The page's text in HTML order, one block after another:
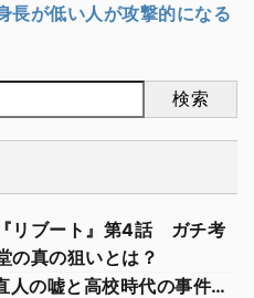
長が低い人が攻撃的になる
検索
リブート』第4話 ガチ考
の真の狙いとは？
人の嘘と高校時代の事件…